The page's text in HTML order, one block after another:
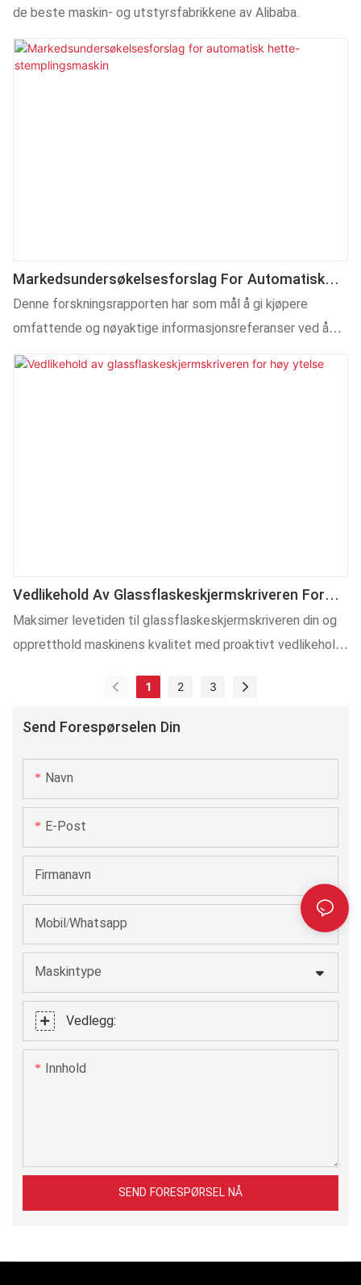
Send Forespørselen Din
Navn
E-Post
Firmanavn
Mobil/Whatsapp
Maskintype
Vedlegg:
Innhold
SEND FORESPØRSEL NÅ
de beste maskin- og utstyrsfabrikkene av Alibaba.
Markedsundersøkelsesforslag For Automatisk
Hette-Stemplingsmaskin
Denne forskningsrapporten har som mål å gi kjøpere
omfattende og nøyaktige informasjonsreferanser ved å
grundig analysere markedsstatus,
teknologiutviklingstrender, hovedmerkenes
Vedlikehold Av Glassflaskeskjermskriveren For
Høy Ytelse
Maksimer levetiden til glassflaskeskjermskriveren din og
oppretthold maskinens kvalitet med proaktivt vedlikehold
1 2 3